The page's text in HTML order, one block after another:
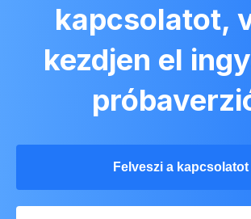
kapcsolatot,
kezdjen el
Felveszi a kapcsolatot